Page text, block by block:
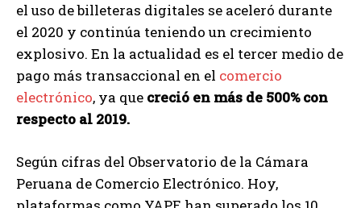
el uso de billeteras digitales se aceleró durante
el 2020 y continúa teniendo un crecimiento
explosivo. En la actualidad es el tercer medio de
pago más transaccional en el comercio
electrónico, ya que creció en más de 500% con
respecto al 2019.
Según cifras del Observatorio de la Cámara
Peruana de Comercio Electrónico. Hoy,